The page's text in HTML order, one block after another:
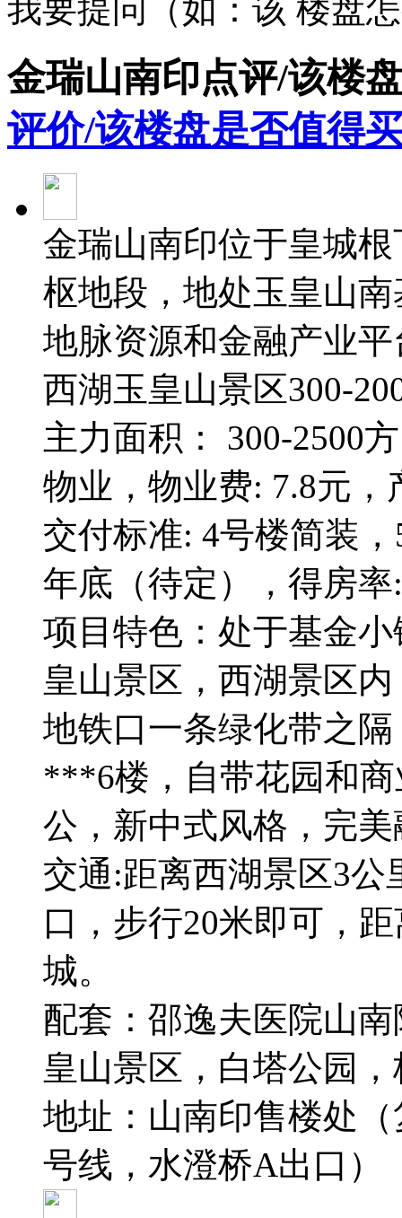
我要提问（如：该 楼盘
金瑞山南印点评/该楼
评价/该楼盘是否值得
金瑞山南印位于皇城
枢地段，地处玉皇山
地脉资源和金融产业
西湖玉皇山景区300-
主力面积： 300-2500
物业，物业费: 7.8元，
交付标准: 4号楼简装
年底（待定），得房率
项目特色：处于基金
皇山景区，西湖景区
地铁口一条绿化带之
***6楼，自带花园和
公，新中式风格，完
交通:距离西湖景区3公
口，步行20米即可，
城。
配套：邵逸夫医院山
皇山景区，白塔公园
地址：山南印售楼处
号线，水澄桥A出口）